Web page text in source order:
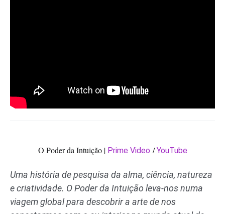
O Poder da Intuição | Prime Video /YouTube
Uma história de pesquisa da alma, ciência, natureza
e criatividade. O Poder da Intuição leva-nos numa
viagem global para descobrir a arte de nos